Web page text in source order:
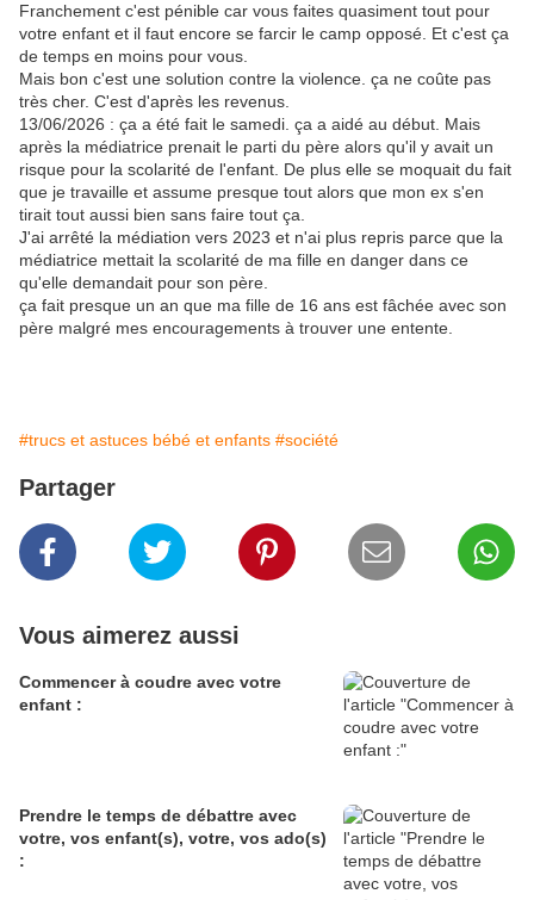
Franchement c'est pénible car vous faites quasiment tout pour
votre enfant et il faut encore se farcir le camp opposé. Et c'est ça
de temps en moins pour vous.
Mais bon c'est une solution contre la violence. ça ne coûte pas
très cher. C'est d'après les revenus.
13/06/2026 : ça a été fait le samedi. ça a aidé au début. Mais
après la médiatrice prenait le parti du père alors qu'il y avait un
risque pour la scolarité de l'enfant. De plus elle se moquait du fait
que je travaille et assume presque tout alors que mon ex s'en
tirait tout aussi bien sans faire tout ça.
J'ai arrêté la médiation vers 2023 et n'ai plus repris parce que la
médiatrice mettait la scolarité de ma fille en danger dans ce
qu'elle demandait pour son père.
ça fait presque un an que ma fille de 16 ans est fâchée avec son
père malgré mes encouragements à trouver une entente.
#trucs et astuces bébé et enfants #société
Partager
Vous aimerez aussi
Commencer à coudre avec votre
enfant :
Prendre le temps de débattre avec
votre, vos enfant(s), votre, vos ado(s)
: